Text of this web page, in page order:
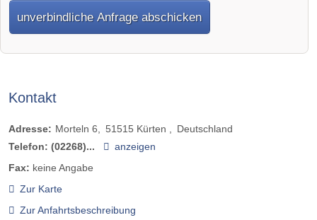
unverbindliche Anfrage abschicken
Kontakt
Adresse: Morteln 6 51515 Kürten
Deutschland
Telefon: (02268)...
anzeigen
Fax: keine Angabe
Zur Karte
Zur Anfahrtsbeschreibung